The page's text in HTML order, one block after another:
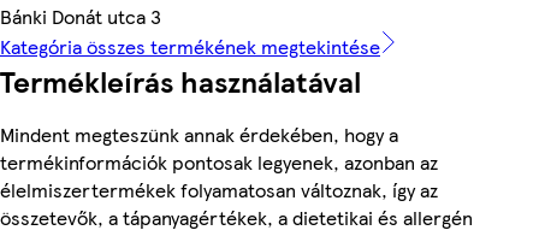
Bánki Donát utca 3
Kategória összes termékének megtekintése
Termékleírás használatával
Mindent megteszünk annak érdekében, hogy a
termékinformációk pontosak legyenek, azonban az
élelmiszertermékek folyamatosan változnak, így az
összetevők, a tápanyagértékek, a dietetikai és allergén